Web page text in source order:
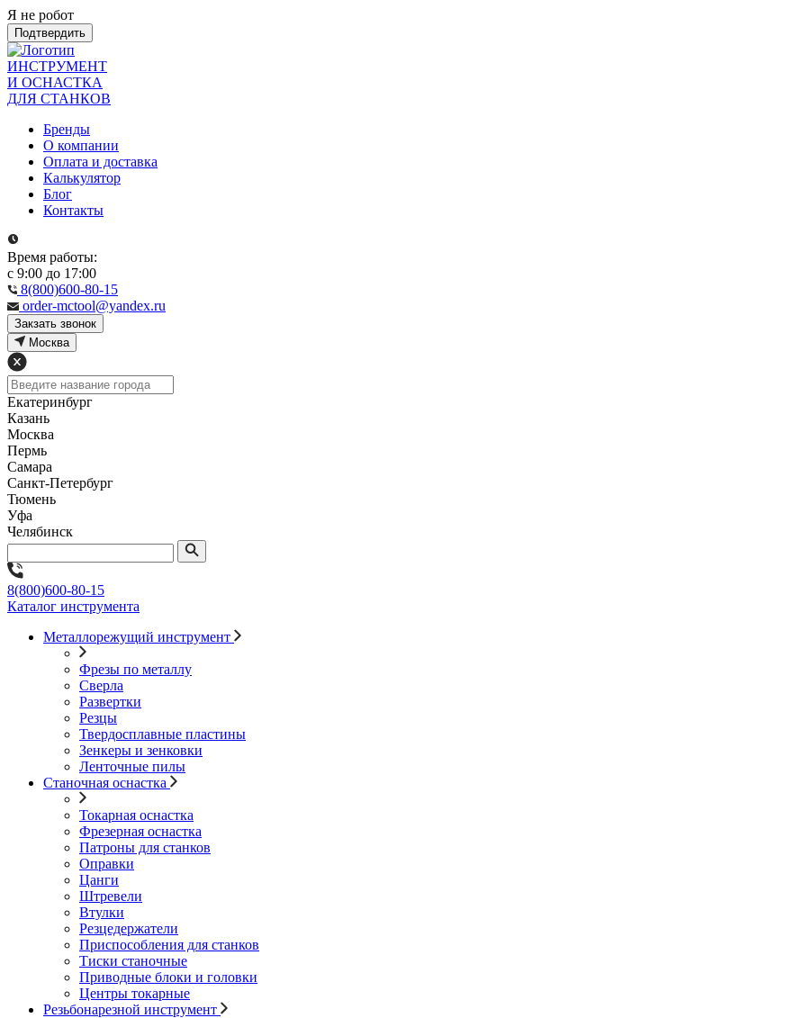
Я не робот
Подтвердить
ИНСТРУМЕНТ
И ОСНАСТКА
ДЛЯ СТАНКОВ
Бренды
О компании
Оплата и доставка
Калькулятор
Блог
Контакты
Время работы:
с 9:00 до 17:00
8(800)600-80-15
order-mctool@yandex.ru
Закзать звонок
Москва
Екатеринбург
Казань
Москва
Пермь
Самара
Санкт-Петербург
Тюмень
Уфа
Челябинск
8(800)600-80-15
Каталог инструмента
Металлорежущий инструмент
Фрезы по металлу
Сверла
Развертки
Резцы
Твердосплавные пластины
Зенкеры и зенковки
Ленточные пилы
Станочная оснастка
Токарная оснастка
Фрезерная оснастка
Патроны для станков
Оправки
Цанги
Штревели
Втулки
Резцедержатели
Приспособления для станков
Тиски станочные
Приводные блоки и головки
Центры токарные
Резьбонарезной инструмент